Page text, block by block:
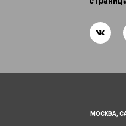
МОСКВА,